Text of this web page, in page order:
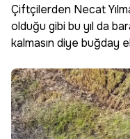
Çiftçilerden Necat
olduğu gibi bu yıl da
kalmasın diye buğday